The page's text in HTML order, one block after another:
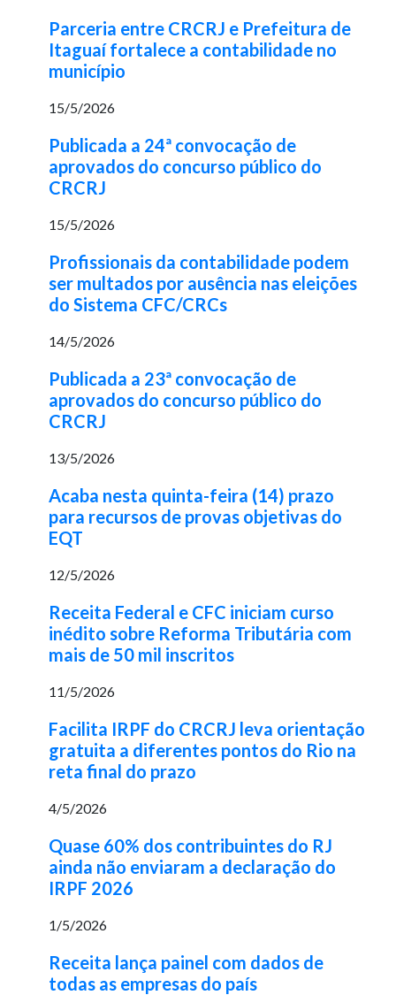
Parceria entre CRCRJ e Prefeitura de
Itaguaí fortalece a contabilidade no
município
15/5/2026
Publicada a 24ª convocação de
aprovados do concurso público do
CRCRJ
15/5/2026
Profissionais da contabilidade podem
ser multados por ausência nas eleições
do Sistema CFC/CRCs
14/5/2026
Publicada a 23ª convocação de
aprovados do concurso público do
CRCRJ
13/5/2026
Acaba nesta quinta-feira (14) prazo
para recursos de provas objetivas do
EQT
12/5/2026
Receita Federal e CFC iniciam curso
inédito sobre Reforma Tributária com
mais de 50 mil inscritos
11/5/2026
Facilita IRPF do CRCRJ leva orientação
gratuita a diferentes pontos do Rio na
reta final do prazo
4/5/2026
Quase 60% dos contribuintes do RJ
ainda não enviaram a declaração do
IRPF 2026
1/5/2026
Receita lança painel com dados de
todas as empresas do país